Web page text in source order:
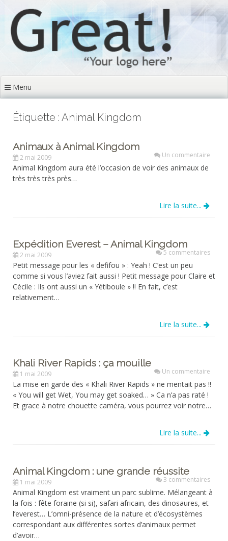
contenu
principal
Menu
Étiquette : Animal Kingdom
Animaux à Animal Kingdom
2 mai 2009 Un commentaire
Animal Kingdom aura été l’occasion de voir des animaux de
très très très près…
Lire la suite...
Expédition Everest – Animal Kingdom
2 mai 2009 5 commentaires
Petit message pour les « defifou » : Yeah ! C’est un peu
comme si vous l’aviez fait aussi ! Petit message pour Claire et
Cécile : Ils ont aussi un « Yétiboule » !! En fait, c’est
relativement…
Lire la suite...
Khali River Rapids : ça mouille
1 mai 2009 Un commentaire
La mise en garde des « Khali River Rapids » ne mentait pas !!
« You will get Wet, You may get soaked… » Ca n’a pas raté !
Et grace à notre chouette caméra, vous pourrez voir notre…
Lire la suite...
Animal Kingdom : une grande réussite
1 mai 2009 3 commentaires
Animal Kingdom est vraiment un parc sublime. Mélangeant à
la fois : fête foraine (si si), safari africain, des dinosaures, et
l’everest… L’omni-présence de la nature et d’écosystèmes
correspondant aux différentes sortes d’animaux permet
d’avoir…